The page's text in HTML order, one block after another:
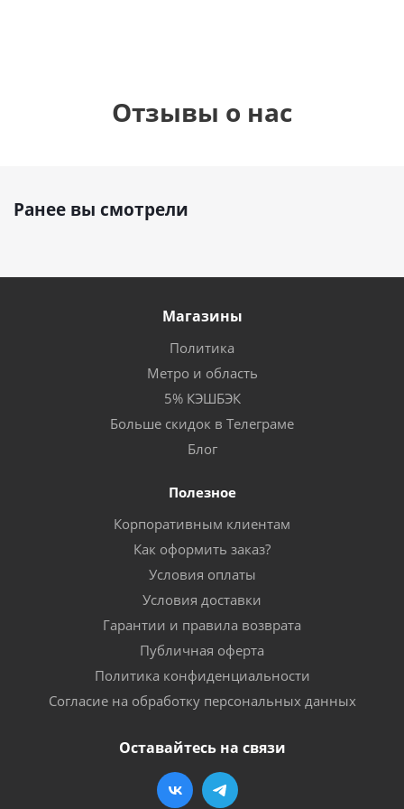
Отзывы о нас
Ранее вы смотрели
Магазины
Политика
Метро и область
5% КЭШБЭК
Больше скидок в Телеграме
Блог
Полезное
Корпоративным клиентам
Как оформить заказ?
Условия оплаты
Условия доставки
Гарантии и правила возврата
Публичная оферта
Политика конфиденциальности
Согласие на обработку персональных данных
Оставайтесь на связи